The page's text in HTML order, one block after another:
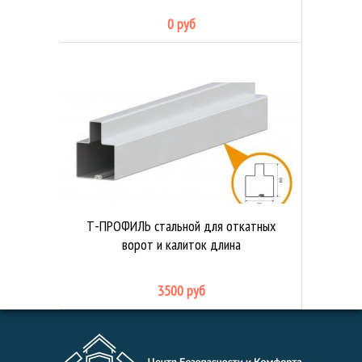
0 руб
Т-ПРОФИЛЬ стальной для откатных
ворот и калиток длина
3500 руб